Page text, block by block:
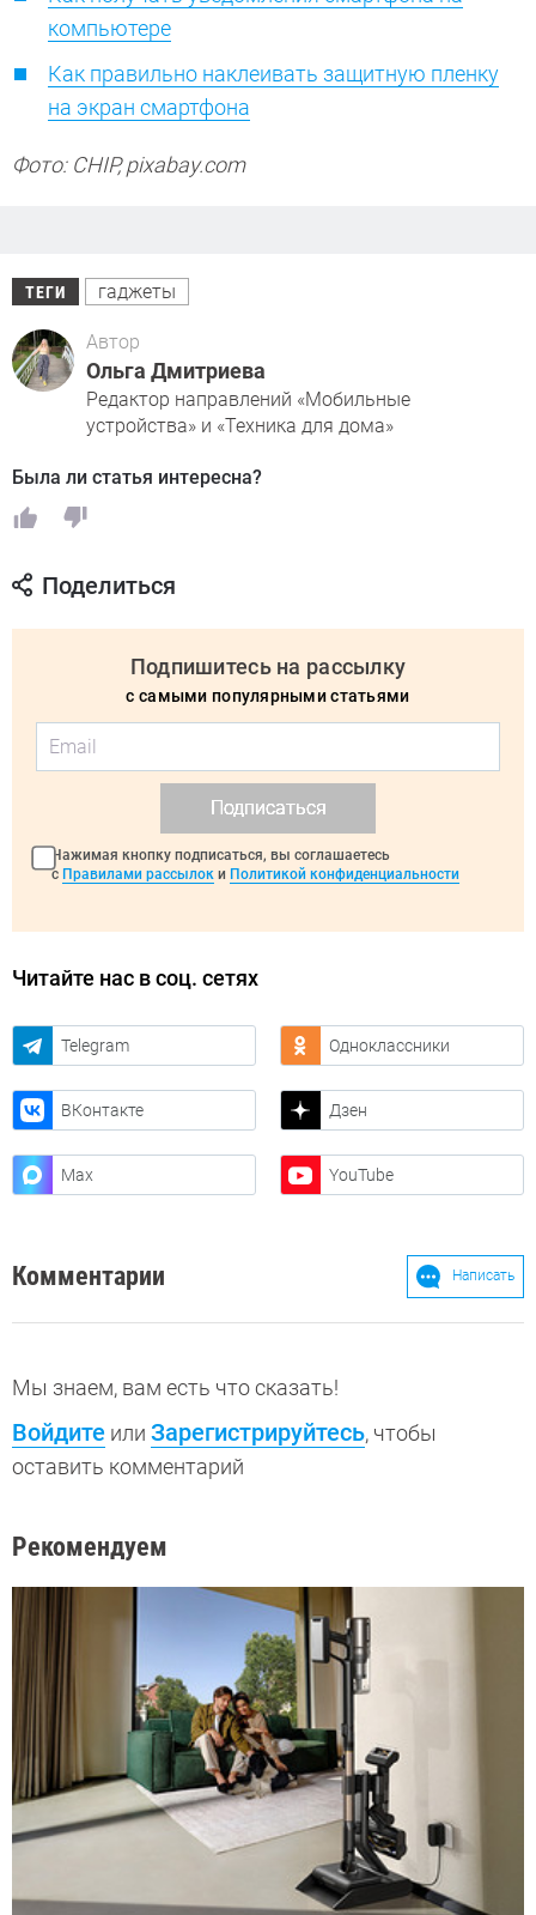
компьютере
Как правильно наклеивать защитную пленку
на экран смартфона
Фото: CHIP, pixabay.com
ТЕГИ гаджеты
Автор
Ольга Дмитриева
Редактор направлений «Мобильные
устройства» и «Техника для дома»
Была ли статья интересна?
Поделиться
Подпишитесь на рассылку
с самыми популярными статьями
Подписаться
Нажимая кнопку подписаться, вы соглашаетесь
с Правилами рассылок и Политикой конфиденциальности
Читайте нас в соц. сетях
Telegram Одноклассники
ВКонтакте Дзен
Max YouTube
Комментарии Написать
Мы знаем, вам есть что сказать!
Войдите или Зарегистрируйтесь, чтобы
оставить комментарий
Рекомендуем